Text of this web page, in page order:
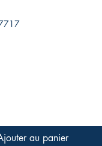
au panier